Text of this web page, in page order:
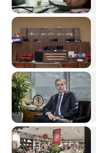
polatlipostasi.com4